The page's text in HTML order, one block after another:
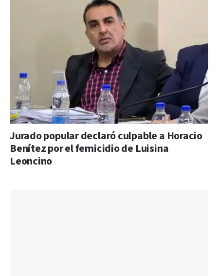
Jurado popular declaró culpable a Horacio
Benítez por el femicidio de Luisina
Leoncino